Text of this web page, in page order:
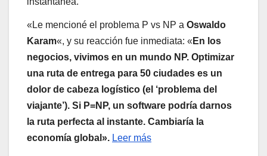
«Le mencioné el problema P vs NP a Oswaldo
Karam«, y su reacción fue inmediata: « En los
negocios, vivimos en un mundo NP. Optimizar
una ruta de entrega para 50 ciudades es un
dolor de cabeza logístico (el ‘problema del
viajante’). Si P=NP, un software podría darnos
la ruta perfecta al instante. Cambiaría la
economía global». Leer más